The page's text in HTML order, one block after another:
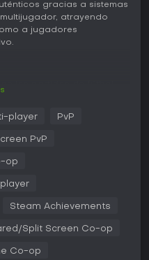
gracias a sistemas
atrayendo
a jugadores
con detalle
pone el énfasis en la
real. Los encuentros
del balón y el
en el gameplay afinan el
un equilibrio que
player PvP
PvP
op
Steam Achievements
Split Screen Co-op
Co-op